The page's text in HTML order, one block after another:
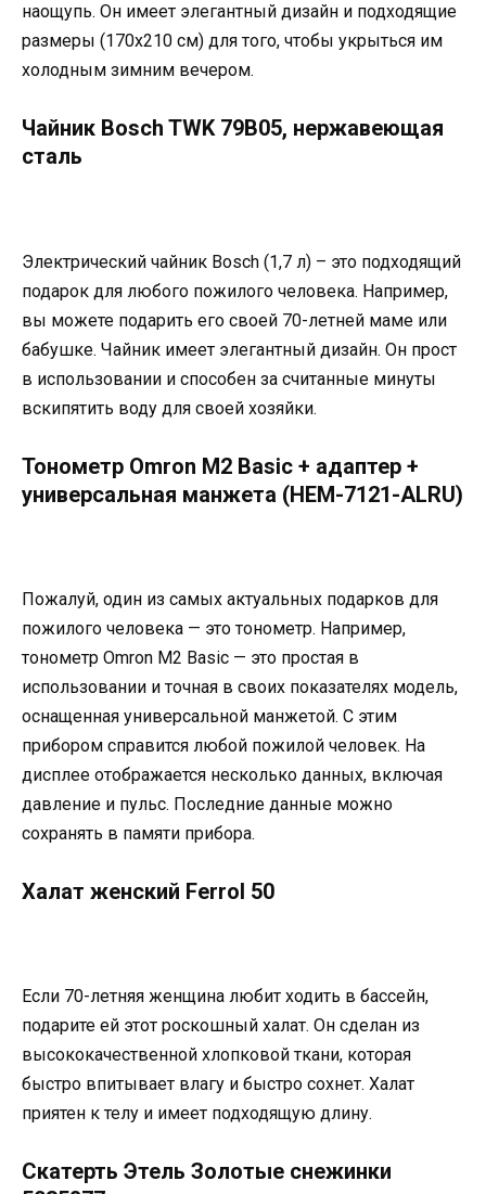
наощупь. Он имеет элегантный дизайн и подходящие
размеры (170х210 см) для того, чтобы укрыться им
холодным зимним вечером.
Чайник Bosch TWK 79B05, нержавеющая
сталь
Электрический чайник Bosch (1,7 л) – это подходящий
подарок для любого пожилого человека. Например,
вы можете подарить его своей 70-летней маме или
бабушке. Чайник имеет элегантный дизайн. Он прост
в использовании и способен за считанные минуты
вскипятить воду для своей хозяйки.
Тонометр Omron M2 Basic + адаптер +
универсальная манжета (HEM-7121-ALRU)
Пожалуй, один из самых актуальных подарков для
пожилого человека — это тонометр. Например,
тонометр Omron M2 Basic — это простая в
использовании и точная в своих показателях модель,
оснащенная универсальной манжетой. С этим
прибором справится любой пожилой человек. На
дисплее отображается несколько данных, включая
давление и пульс. Последние данные можно
сохранять в памяти прибора.
Халат женский Ferrol 50
Если 70-летняя женщина любит ходить в бассейн,
подарите ей этот роскошный халат. Он сделан из
высококачественной хлопковой ткани, которая
быстро впитывает влагу и быстро сохнет. Халат
приятен к телу и имеет подходящую длину.
Скатерть Этель Золотые снежинки